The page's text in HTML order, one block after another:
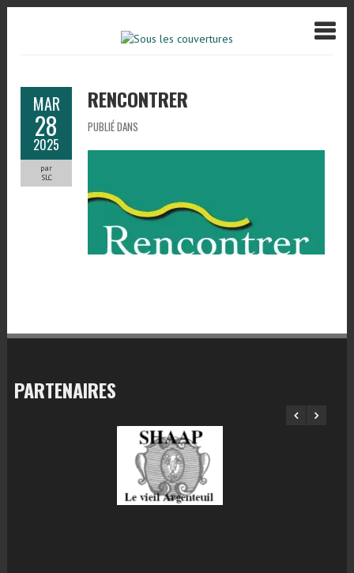
MAR
28
2025
par
SLC
RENCONTRER
PUBLIÉ DANS
PARTENAIRES